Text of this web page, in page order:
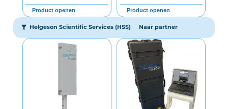
Product openen Product openen
Helgeson Scientific Services (HSS) Naar partner